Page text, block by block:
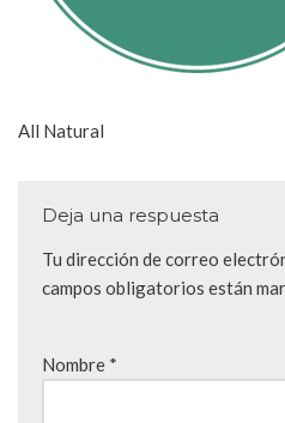
All Natural
Deja una respuesta
Tu dirección de correo
campos obligatorios están
Nombre *